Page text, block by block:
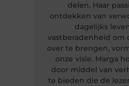
delen. Haar
ontdekken van
dagelijks
vastberadenheid om
over te brengen,
onze visie. Marga
door middel van
te bieden die de